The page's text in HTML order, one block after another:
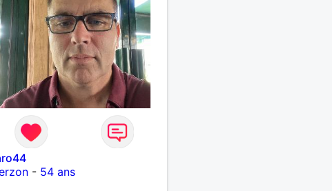
- 54 ans